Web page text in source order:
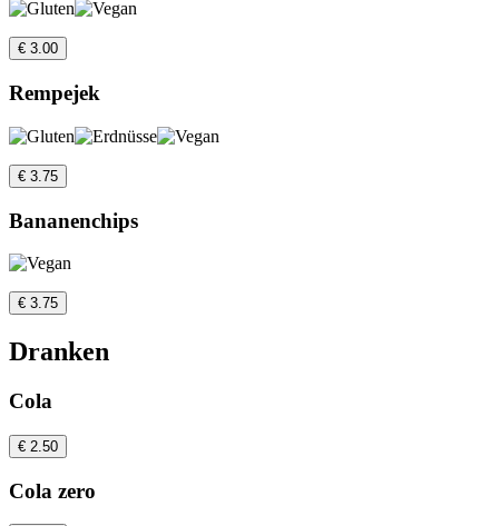
€ 3.00
Rempejek
€ 3.75
Bananenchips
€ 3.75
Dranken
Cola
€ 2.50
Cola zero